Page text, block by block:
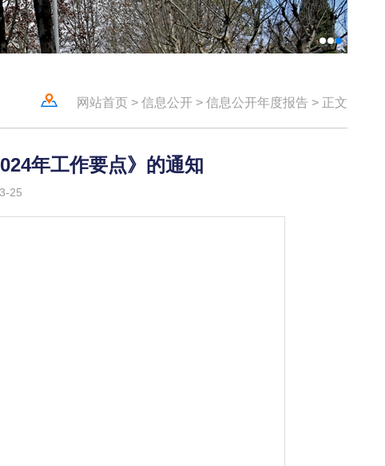
网站首页 > 信息公开 > 信息公开年度报告 > 正文
年工作要点》的通知
25